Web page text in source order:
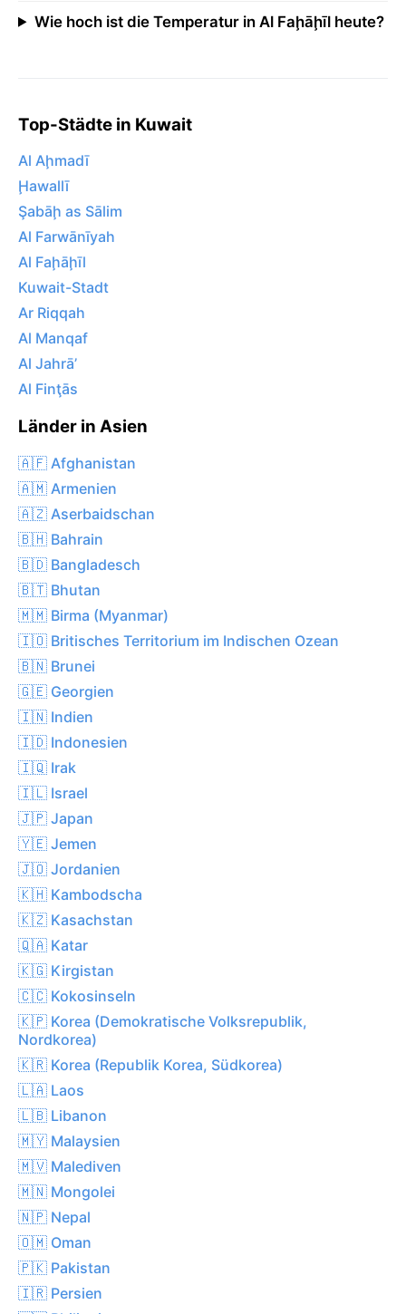
Wie hoch ist die Temperatur in Al Faḩāḩīl heute?
Top-Städte in Kuwait
Al Aḩmadī
Ḩawallī
Şabāḩ as Sālim
Al Farwānīyah
Al Faḩāḩīl
Kuwait-Stadt
Ar Riqqah
Al Manqaf
Al Jahrā’
Al Finţās
Länder in Asien
🇦🇫 Afghanistan
🇦🇲 Armenien
🇦🇿 Aserbaidschan
🇧🇭 Bahrain
🇧🇩 Bangladesch
🇧🇹 Bhutan
🇲🇲 Birma (Myanmar)
🇮🇴 Britisches Territorium im Indischen Ozean
🇧🇳 Brunei
🇬🇪 Georgien
🇮🇳 Indien
🇮🇩 Indonesien
🇮🇶 Irak
🇮🇱 Israel
🇯🇵 Japan
🇾🇪 Jemen
🇯🇴 Jordanien
🇰🇭 Kambodscha
🇰🇿 Kasachstan
🇶🇦 Katar
🇰🇬 Kirgistan
🇨🇨 Kokosinseln
🇰🇵 Korea (Demokratische Volksrepublik,
Nordkorea)
🇰🇷 Korea (Republik Korea, Südkorea)
🇱🇦 Laos
🇱🇧 Libanon
🇲🇾 Malaysien
🇲🇻 Malediven
🇲🇳 Mongolei
🇳🇵 Nepal
🇴🇲 Oman
🇵🇰 Pakistan
🇮🇷 Persien